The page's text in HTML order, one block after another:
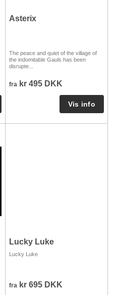
Asterix
The peace and quiet of the village of
the indomitable Gauls has been
disrupte...
fra kr 495 DKK
Lucky Luke
Lucky Luke
fra kr 695 DKK